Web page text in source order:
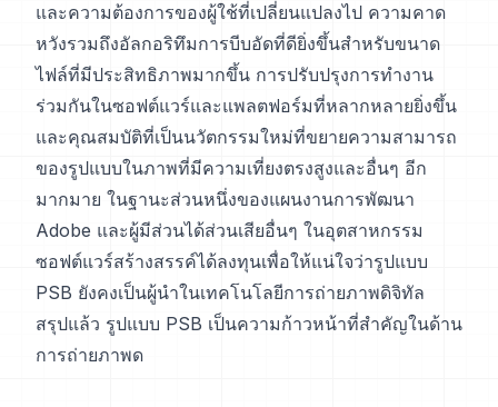
และความต้องการของผู้ใช้ที่เปลี่ยนแปลงไป ความคาด
หวังรวมถึงอัลกอริทึมการบีบอัดที่ดียิ่งขึ้นสำหรับขนาด
ไฟล์ที่มีประสิทธิภาพมากขึ้น การปรับปรุงการทำงาน
ร่วมกันในซอฟต์แวร์และแพลตฟอร์มที่หลากหลายยิ่งขึ้น
และคุณสมบัติที่เป็นนวัตกรรมใหม่ที่ขยายความสามารถ
ของรูปแบบในภาพที่มีความเที่ยงตรงสูงและอื่นๆ อีก
มากมาย ในฐานะส่วนหนึ่งของแผนงานการพัฒนา
Adobe และผู้มีส่วนได้ส่วนเสียอื่นๆ ในอุตสาหกรรม
ซอฟต์แวร์สร้างสรรค์ได้ลงทุนเพื่อให้แน่ใจว่ารูปแบบ
PSB ยังคงเป็นผู้นำในเทคโนโลยีการถ่ายภาพดิจิทัล
สรุปแล้ว รูปแบบ PSB เป็นความก้าวหน้าที่สำคัญในด้าน
การถ่ายภาพด